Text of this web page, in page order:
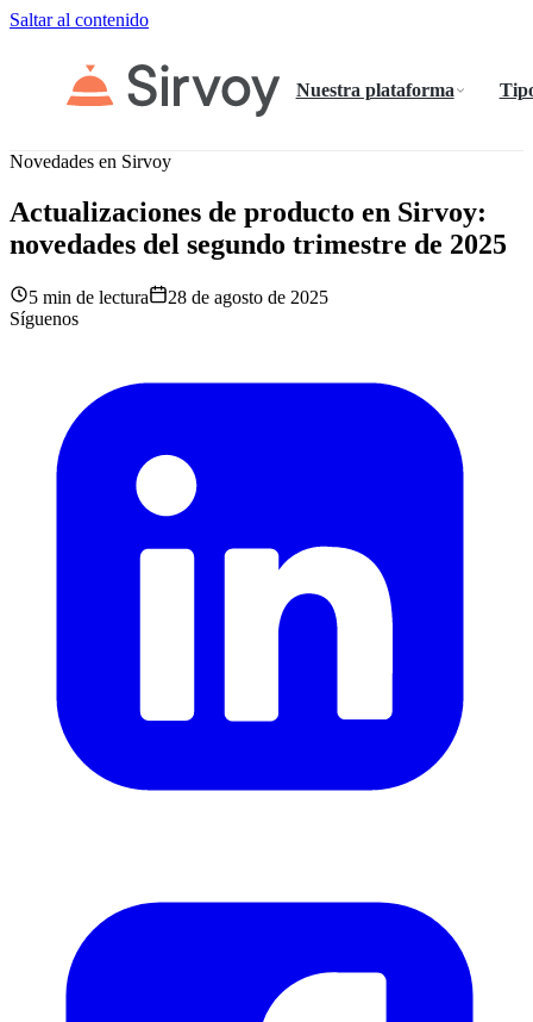
Saltar al contenido
Nuestra plataforma
Novedades en Sirvoy
Actualizaciones de producto en Sirvoy:
novedades del segundo trimestre de 2025
5 min de lectura
28 de agosto de 2025
Síguenos